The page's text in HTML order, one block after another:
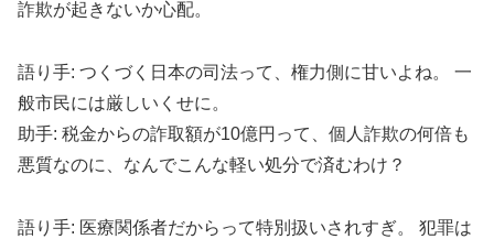
詐欺が起きないか心配。
語り手: つくづく日本の司法って、権力側に甘いよね。 一
般市民には厳しいくせに。
助手: 税金からの詐取額が10億円って、個人詐欺の何倍も
悪質なのに、なんでこんな軽い処分で済むわけ？
語り手: 医療関係者だからって特別扱いされすぎ。 犯罪は